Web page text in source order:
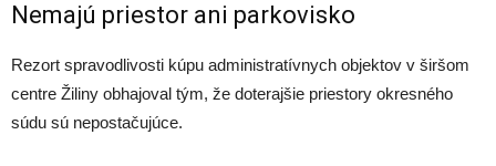
Nemajú priestor ani parkovisko
Rezort spravodlivosti kúpu administratívnych objektov v širšom
centre Žiliny obhajoval tým, že doterajšie priestory okresného
súdu sú nepostačujúce.